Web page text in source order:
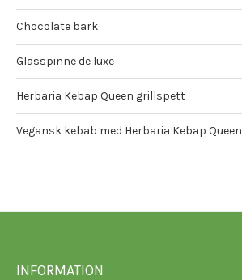
Chocolate bark
Glasspinne de luxe
Herbaria Kebap Queen grillspett
Vegansk kebab med Herbaria Kebap Queen
INFORMATION